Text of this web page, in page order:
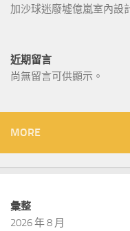
加沙球迷廢墟億嵐室內設
近期留言
尚無留言可供顯示。
MORE
彙整
2026 年 8 月